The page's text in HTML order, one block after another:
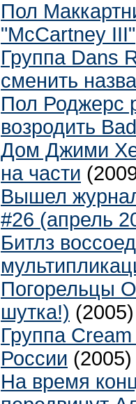
Пол
"McCartney III"
Группа Dans
сменить
Пол Роджерс
возродить
Дом Джими
на части
Вышел
#26 (апрель
Битлз
Погорельцы
шутка!) (2005)
Группа
России (2005)
На время